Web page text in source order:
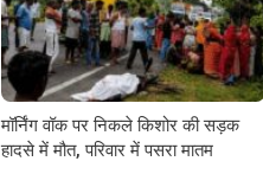
मॉर्निंग वॉक पर निकले किशोर की सड़क
हादसे में मौत, परिवार में पसरा मातम